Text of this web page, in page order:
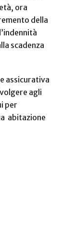
ora
della
scadenza
assicurativa
agli
per
abitazione